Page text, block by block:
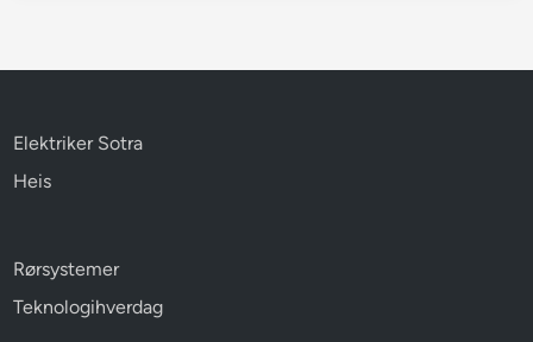
Elektriker Sotra
Heis
Rørsystemer
Teknologihverdag